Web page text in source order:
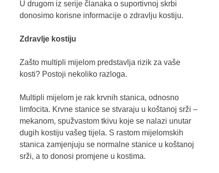
U drugom iz serije članaka o suportivnoj skrbi
donosimo korisne informacije o zdravlju kostiju.
Zdravlje kostiju
Zašto multipli mijelom predstavlja rizik za vaše
kosti? Postoji nekoliko razloga.
Multipli mijelom je rak krvnih stanica, odnosno
limfocita. Krvne stanice se stvaraju u koštanoj srži –
mekanom, spužvastom tkivu koje se nalazi unutar
dugih kostiju vašeg tijela. S rastom mijelomskih
stanica zamjenjuju se normalne stanice u koštanoj
srži, a to donosi promjene u kostima.